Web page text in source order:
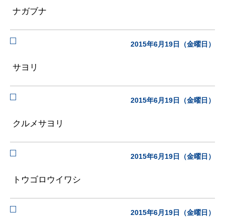
ナガブナ
2015年6月19日（金曜日）
サヨリ
2015年6月19日（金曜日）
クルメサヨリ
2015年6月19日（金曜日）
トウゴロウイワシ
2015年6月19日（金曜日）